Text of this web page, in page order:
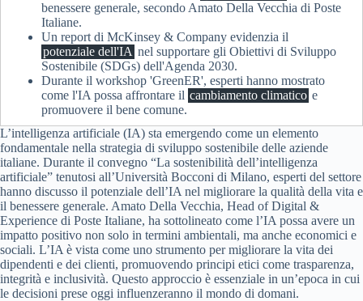
benessere generale, secondo Amato Della Vecchia di Poste
Italiane.
Un report di McKinsey & Company evidenzia il
potenziale dell'IA nel supportare gli Obiettivi di Sviluppo
Sostenibile (SDGs) dell'Agenda 2030.
Durante il workshop 'GreenER', esperti hanno mostrato
come l'IA possa affrontare il cambiamento climatico e
promuovere il bene comune.
L’intelligenza artificiale (IA) sta emergendo come un elemento
fondamentale nella strategia di sviluppo sostenibile delle aziende
italiane. Durante il convegno “La sostenibilità dell’intelligenza
artificiale” tenutosi all’Università Bocconi di Milano, esperti del settore
hanno discusso il potenziale dell’IA nel migliorare la qualità della vita e
il benessere generale. Amato Della Vecchia, Head of Digital &
Experience di Poste Italiane, ha sottolineato come l’IA possa avere un
impatto positivo non solo in termini ambientali, ma anche economici e
sociali. L’IA è vista come uno strumento per migliorare la vita dei
dipendenti e dei clienti, promuovendo principi etici come trasparenza,
integrità e inclusività. Questo approccio è essenziale in un’epoca in cui
le decisioni prese oggi influenzeranno il mondo di domani.